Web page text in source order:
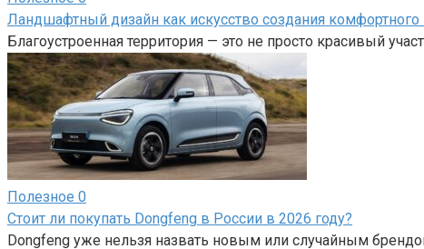
Ландшафтный дизайн как искусство создания комфортного
Благоустроенная территория — это не просто красивый
Полезное 0
Стоит ли покупать Dongfeng в России в 2026 году?
Dongfeng уже нельзя назвать новым или случайным